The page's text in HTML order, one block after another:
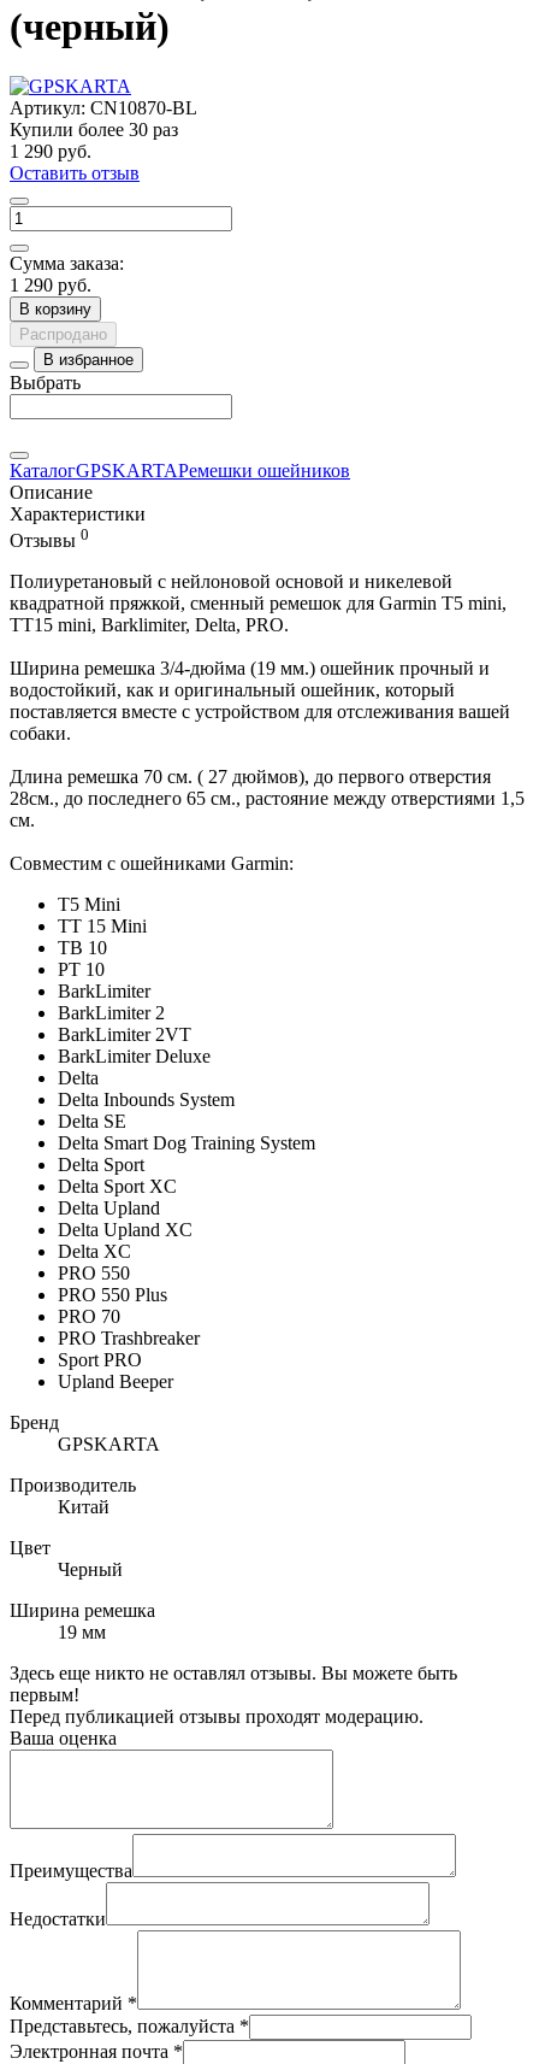
(черный)
Артикул: CN10870-BL
Купили более 30 раз
1 290 руб.
Оставить отзыв
Сумма заказа:
1 290 руб.
В корзину
Распродано
В избранное
Выбрать
КаталогGPSKARTAРемешки ошейников
Описание
Характеристики
Отзывы 0
Полиуретановый с нейлоновой основой и никелевой
квадратной пряжкой, сменный ремешок для Garmin T5 mini,
TT15 mini, Barklimiter, Delta, PRO.
Ширина ремешка 3/4-дюйма (19 мм.) ошейник прочный и
водостойкий, как и оригинальный ошейник, который
поставляется вместе с устройством для отслеживания вашей
собаки.
Длина ремешка 70 см. ( 27 дюймов), до первого отверстия
28см., до последнего 65 см., растояние между отверстиями 1,5
см.
Совместим с ошейниками Garmin:
T5 Mini
TT 15 Mini
TB 10
PT 10
BarkLimiter
BarkLimiter 2
BarkLimiter 2VT
BarkLimiter Deluxe
Delta
Delta Inbounds System
Delta SE
Delta Smart Dog Training System
Delta Sport
Delta Sport XC
Delta Upland
Delta Upland XC
Delta XC
PRO 550
PRO 550 Plus
PRO 70
PRO Trashbreaker
Sport PRO
Upland Beeper
Бренд
GPSKARTA
Производитель
Китай
Цвет
Черный
Ширина ремешка
19 мм
Здесь еще никто не оставлял отзывы. Вы можете быть
первым!
Перед публикацией отзывы проходят модерацию.
Ваша оценка
Преимущества
Недостатки
Комментарий *
Представьтесь, пожалуйста *
Электронная почта *